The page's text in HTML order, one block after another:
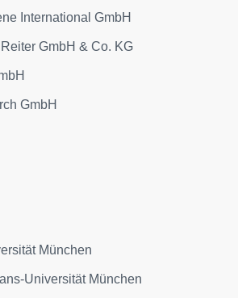
International GmbH
GmbH & Co. KG
GmbH
München
Universität München